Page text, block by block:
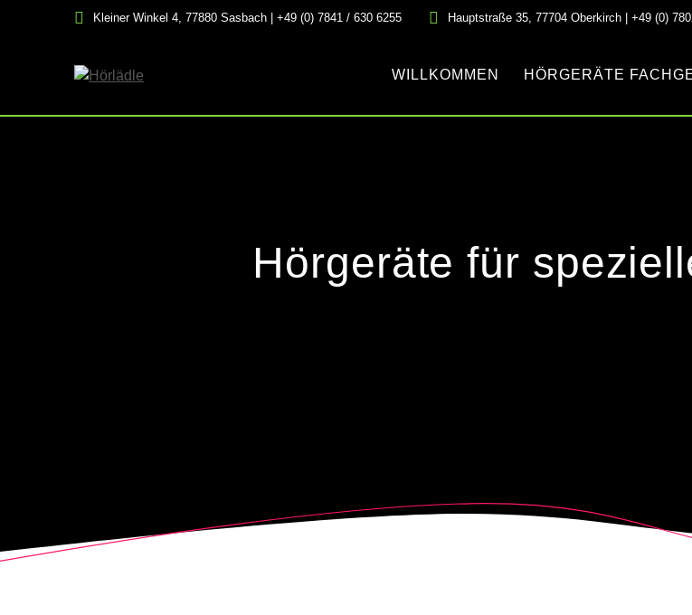
Kleiner Winkel 4, 77880 Sasbach | +49 (0) 7841 / 630 6255 Hauptstraße 35, 77704 Oberkirch | +49 (0)
WILLKOMMEN HÖRGERÄTE
Hörgeräte für